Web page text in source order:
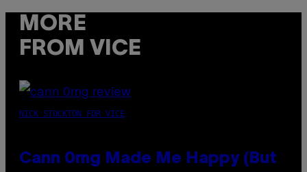
MORE
FROM VICE
NICK STOCKTON FOR VICE
Cann 0mg Made Me Happy (But